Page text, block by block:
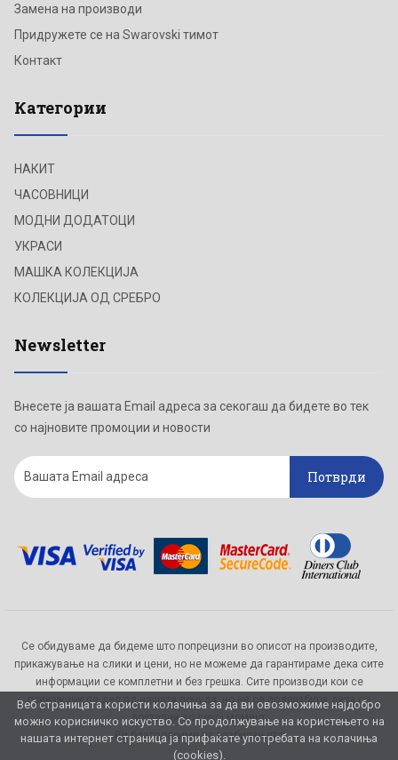
Веб страницата користи колачиња за да ви овозможиме најдобро
можно корисничко искуство. Со продолжување на користењето на
нашата интернет страница ја прифаќате употребата на колачиња
(cookies).
Замена на производи
Придружете се на Swarovski тимот
Контакт
Категории
НАКИТ
ЧАСОВНИЦИ
МОДНИ ДОДАТОЦИ
УКРАСИ
МАШКА КОЛЕКЦИЈА
КОЛЕКЦИЈА ОД СРЕБРО
Newsletter
Внесете ја вашата Email адреса за секогаш да бидете во тек
со најновите промоции и новости
Потврди
Се обидуваме да бидеме што попрецизни во описот на производите,
прикажување на слики и цени, но не можеме да гарантираме дека сите
информации се комплетни и без грешка. Сите производи кои се
прикажани се дел од нашата понуда, но не се подразбира дека се
достапни во секој момент.
Ви благодариме на разбирањето